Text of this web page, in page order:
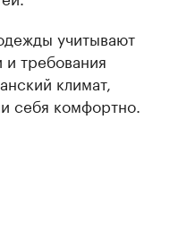
учитывают
требования
климат,
себя комфортно.